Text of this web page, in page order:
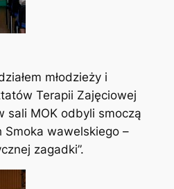
młodzieży i
Terapii Zajęciowej
sali MOK odbyli smoczą
Smoka wawelskiego –
zagadki”.